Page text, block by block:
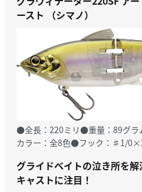
ースト （シマノ）
●全長：220ミリ●重量：89グ
カラー：全8色●フック：♯1/
グライドベイトの泣き所を
キャストに注目！